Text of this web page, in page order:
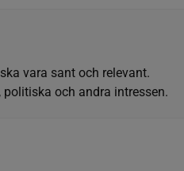
vara sant och relevant.
och andra intressen.